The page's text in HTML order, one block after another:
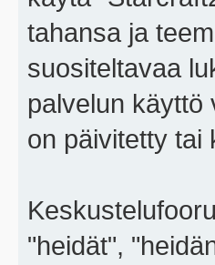
tahansa ja
suositeltavaa
palvelun käyttö
on päivitetty tai
"heidät",